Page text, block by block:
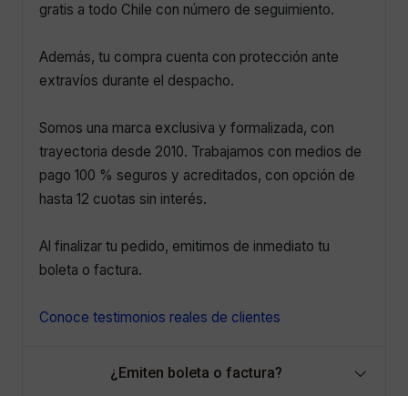
gratis a todo Chile con número de seguimiento.
Además, tu compra cuenta con protección ante
extravíos durante el despacho.
Somos una marca exclusiva y formalizada, con
trayectoria desde 2010. Trabajamos con medios de
pago 100 % seguros y acreditados, con opción de
hasta 12 cuotas sin interés.
Al finalizar tu pedido, emitimos de inmediato tu
boleta o factura.
Conoce testimonios reales de clientes
¿Emiten boleta o factura?